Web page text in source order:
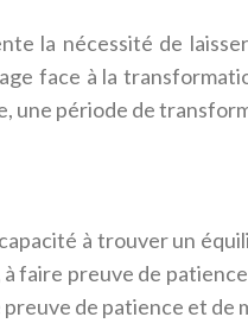
la nécessité de
face à la
une période de
à trouver un
faire preuve de
de patience et